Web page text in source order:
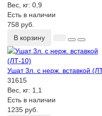
Вес, кг: 0,9
Есть в наличии
758 руб.
В корзину
Ушат 3л. с нерж. вставкой
31615
Вес, кг: 1,1
Есть в наличии
1235 руб.